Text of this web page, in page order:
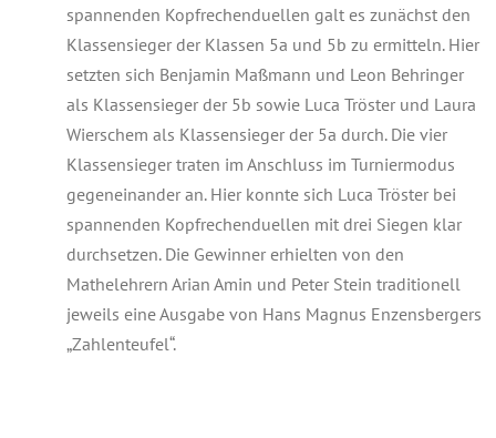
spannenden Kopfrechenduellen galt es zunächst den
Klassensieger der Klassen 5a und 5b zu ermitteln. Hier
setzten sich Benjamin Maßmann und Leon Behringer
als Klassensieger der 5b sowie Luca Tröster und Laura
Wierschem als Klassensieger der 5a durch. Die vier
Klassensieger traten im Anschluss im Turniermodus
gegeneinander an. Hier konnte sich Luca Tröster bei
spannenden Kopfrechenduellen mit drei Siegen klar
durchsetzen. Die Gewinner erhielten von den
Mathelehrern Arian Amin und Peter Stein traditionell
jeweils eine Ausgabe von Hans Magnus Enzensbergers
„Zahlenteufel“.